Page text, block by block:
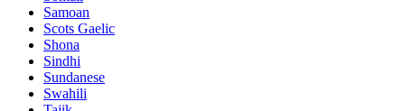
Samoan
Scots Gaelic
Shona
Sindhi
Sundanese
Swahili